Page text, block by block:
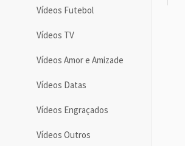
Vídeos Futebol
Vídeos TV
Vídeos Amor e Amizade
Vídeos Datas
Vídeos Engraçados
Vídeos Outros